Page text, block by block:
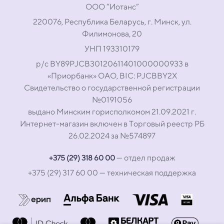
ООО “Иотанс”
220076, Республика Беларусь, г. Минск, ул.
Филимонова, 20
УНП 193310179
р/с BY89PJCB30120611401000000933 в
«Приорбанк» ОАО, BIC: PJCBBY2X
Свидетельство о государственной регистрации
№0191056
выдано Минским горисполкомом 21.09.2021 г.
Интернет-магазин включен в Торговый реестр РБ
26.02.2024 за №574897
+375 (29) 318 60 00— отдел продаж
+375 (29) 317 60 00 — техническая поддержка